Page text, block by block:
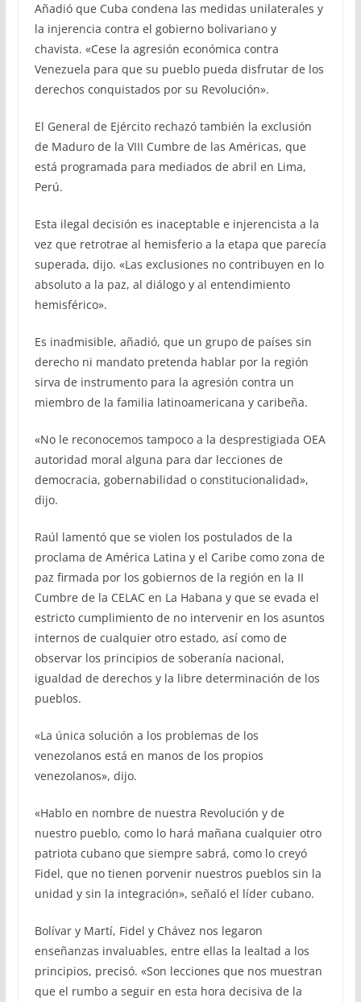
Añadió que Cuba condena las medidas unilaterales y
la injerencia contra el gobierno bolivariano y
chavista. «Cese la agresión económica contra
Venezuela para que su pueblo pueda disfrutar de los
derechos conquistados por su Revolución».
El General de Ejército rechazó también la exclusión
de Maduro de la VIII Cumbre de las Américas, que
está programada para mediados de abril en Lima,
Perú.
Esta ilegal decisión es inaceptable e injerencista a la
vez que retrotrae al hemisferio a la etapa que parecía
superada, dijo. «Las exclusiones no contribuyen en lo
absoluto a la paz, al diálogo y al entendimiento
hemisférico».
Es inadmisible, añadió, que un grupo de países sin
derecho ni mandato pretenda hablar por la región
sirva de instrumento para la agresión contra un
miembro de la familia latinoamericana y caribeña.
«No le reconocemos tampoco a la desprestigiada OEA
autoridad moral alguna para dar lecciones de
democracia, gobernabilidad o constitucionalidad»,
dijo.
Raúl lamentó que se violen los postulados de la
proclama de América Latina y el Caribe como zona de
paz firmada por los gobiernos de la región en la II
Cumbre de la CELAC en La Habana y que se evada el
estricto cumplimiento de no intervenir en los asuntos
internos de cualquier otro estado, así como de
observar los principios de soberanía nacional,
igualdad de derechos y la libre determinación de los
pueblos.
«La única solución a los problemas de los
venezolanos está en manos de los propios
venezolanos», dijo.
«Hablo en nombre de nuestra Revolución y de
nuestro pueblo, como lo hará mañana cualquier otro
patriota cubano que siempre sabrá, como lo creyó
Fidel, que no tienen porvenir nuestros pueblos sin la
unidad y sin la integración», señaló el líder cubano.
Bolívar y Martí, Fidel y Chávez nos legaron
enseñanzas invaluables, entre ellas la lealtad a los
principios, precisó. «Son lecciones que nos muestran
que el rumbo a seguir en esta hora decisiva de la